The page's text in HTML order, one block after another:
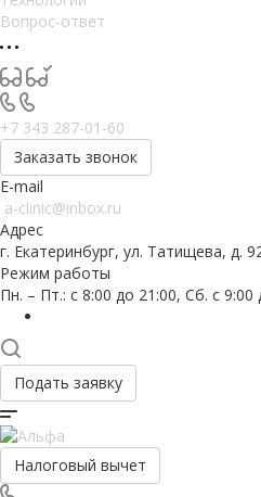
Вопрос-ответ
+7 343 287-01-60
Заказать звонок
E-mail
a-clinic@inbox.ru
Адрес
г. Екатеринбург, ул. Татищева, д.
Режим работы
Пн. – Пт.: с 8:00 до 21:00, Сб. с
Подать заявку
Налоговый вычет